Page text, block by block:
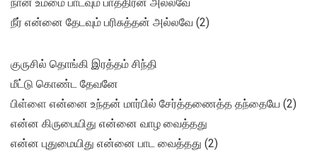
நீர் என்னை தேடவும் பரிசுத்தன் அல்லவே (2)
குருசில் தொங்கி இரத்தம் சிந்தி
மீட்டு கொண்ட தேவனே
பிள்ளை என்னை உந்தன் மார்பில் சேர்த்தணைத்த தந்தையே (2)
என்ன கிருபையிது என்னை வாழ வைத்தது
என்ன புதுமையிது என்னை பாட வைத்தது (2)